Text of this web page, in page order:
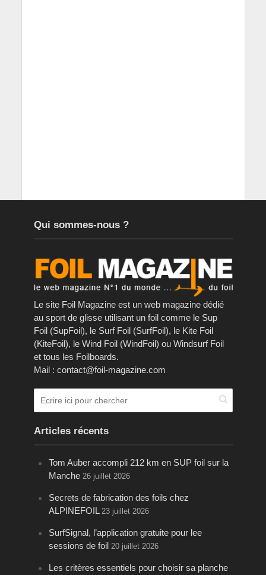
Qui sommes-nous ?
Le site Foil Magazine est un web magazine dédié
au sport de glisse utilisant un foil comme le Sup
Foil (SupFoil), le Surf Foil (SurfFoil), le Kite Foil
(KiteFoil), le Wind Foil (WindFoil) ou Windsurf Foil
et tous les Foilboards.
Mail : contact@foil-magazine.com
Articles récents
Tom Auber accompli 212 km en SUP foil sur la
Manche 26 juillet 2026
Secrets de fabrication des foils chez
ALPINEFOIL 23 juillet 2026
SurfSignal, l’application gratuite pour lee
sessions de foil 20 juillet 2026
Les critères essentiels pour choisir sa planche